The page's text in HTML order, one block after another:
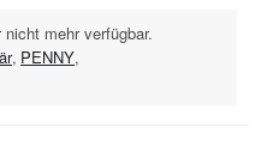
mehr verfügbar.
, PENNY,